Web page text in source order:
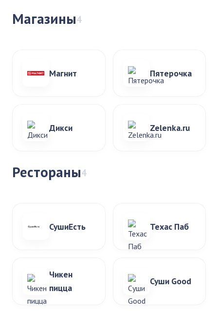
Магазины4
Магнит Пятерочка
Дикси Zelenka.ru
Рестораны4
СушиЕсть Техас Паб
Чикен
пицца
Суши Good